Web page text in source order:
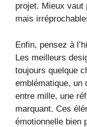
projet. Mieux vaut
mais
Enfin, pensez à
Les meilleurs
toujours quelque
emblématique, un
entre mille, une
marquant. Ces
émotionnelle bien